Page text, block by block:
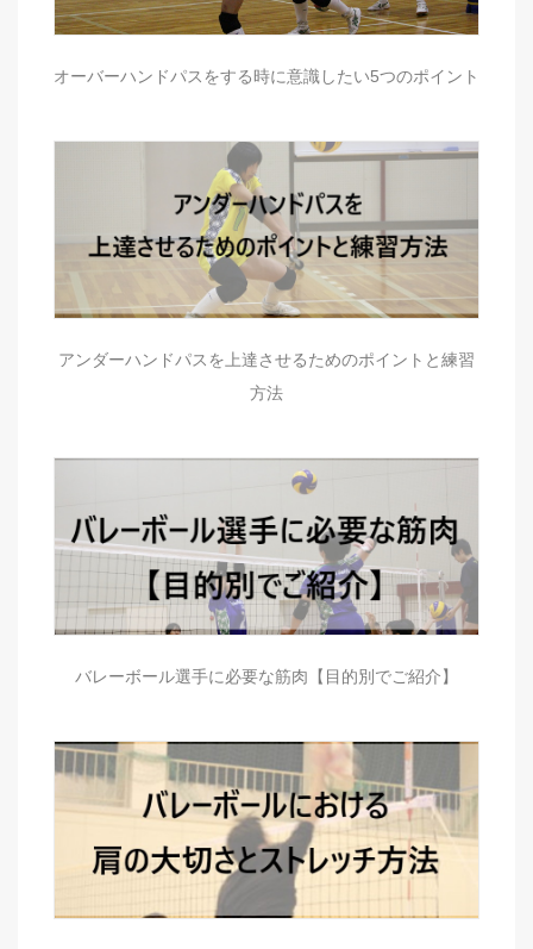
オーバーハンドパスをする時に意識したい5つのポイント
アンダーハンドパスを上達させるためのポイントと練習
方法
バレーボール選手に必要な筋肉【目的別でご紹介】